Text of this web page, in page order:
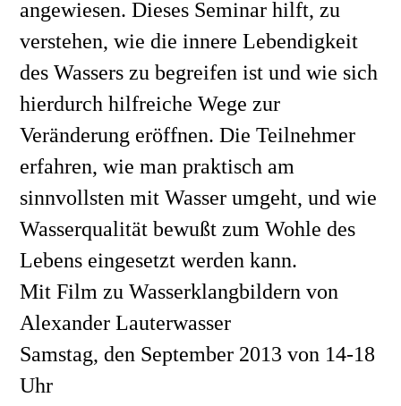
angewiesen. Dieses Seminar hilft, zu
verstehen, wie die innere Lebendigkeit
des Wassers zu begreifen ist und wie sich
hierdurch hilfreiche Wege zur
Veränderung eröffnen. Die Teilnehmer
erfahren, wie man praktisch am
sinnvollsten mit Wasser umgeht, und wie
Wasserqualität bewußt zum Wohle des
Lebens eingesetzt werden kann.
Mit Film zu Wasserklangbildern von
Alexander Lauterwasser
Samstag, den September 2013 von 14-18
Uhr